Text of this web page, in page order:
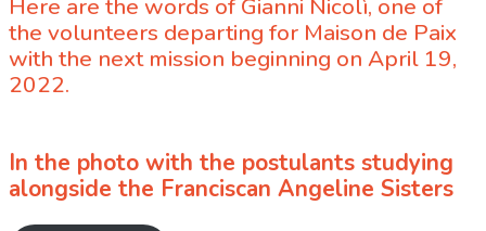
Here are the words of Gianni Nicolì, one of
the volunteers departing for Maison de Paix
with the next mission beginning on April 19,
2022.
In the photo with the postulants studying
alongside the Franciscan Angeline Sisters